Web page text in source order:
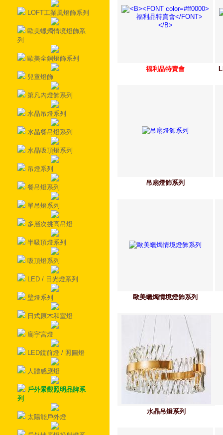
LOFT工業風燈飾系列
歐美蠟燭情境燈飾系
列
歐美全銅燈飾系列
兒童燈飾
第凡內燈飾系列
水晶吊燈系列
水晶餐吊燈系列
水晶吸頂燈系列
吊燈系列
餐吊燈系列
單吊燈系列
多層次挑高吊燈
半吸頂燈系列
吸頂燈系列
LED / 日光燈系列
壁燈系列
日式原木和室燈
廟宇宮燈
LED鏡前燈 / 照圖燈
人體感應燈
戶外景觀照明品牌系
列
太陽能戶外燈
福利品特賣會
吊扇燈飾系列
歐美蠟燭情境燈飾系列
水晶吊燈系列